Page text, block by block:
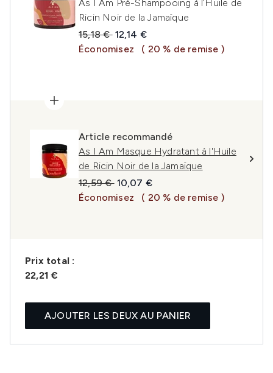
As I Am Pré-Shampooing à l'Huile de
Ricin Noir de la Jamaïque
Prix de vente :
15,18 € Prix ​​actuel :
12,14 €
Économisez
( 20 % de remise )
Article recommandé
As I Am Masque Hydratant à l'Huile
de Ricin Noir de la Jamaïque
Prix de vente :
12,59 € Prix ​​actuel :
10,07 €
Économisez
( 20 % de remise )
Prix ​​total :
22,21 €
AJOUTER LES DEUX AU PANIER